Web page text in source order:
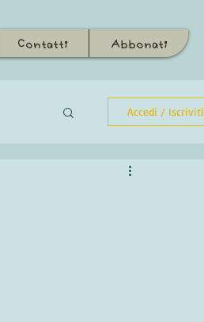
Contatti Abbonati
Accedi / Iscriviti